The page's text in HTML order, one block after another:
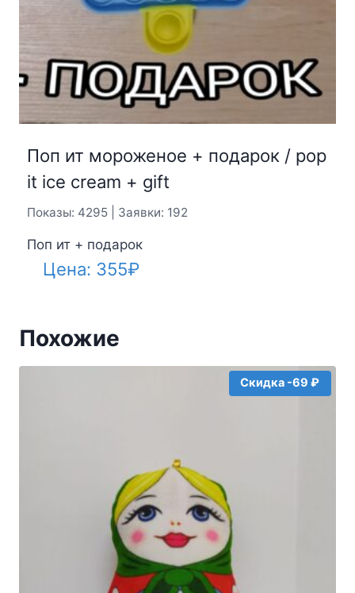
Поп ит мороженое + подарок / pop
it ice cream + gift
Показы: 4295 | Заявки: 192
Поп ит + подарок
Цена: 355₽
Похожие
Скидка -69 ₽